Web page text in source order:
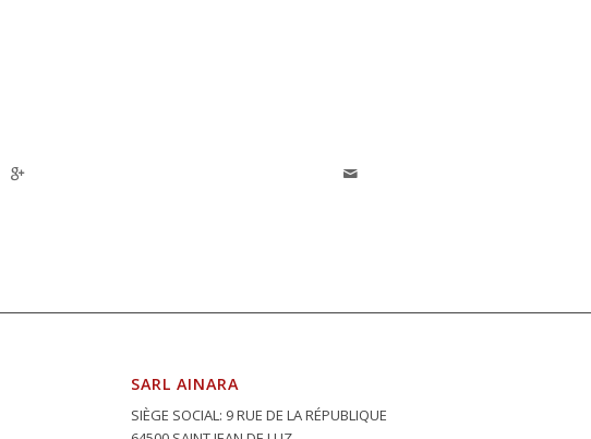
SARL AINARA
SIÈGE SOCIAL: 9 RUE DE LA RÉPUBLIQUE